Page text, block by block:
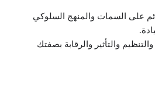
على السمات والمنهج السلوكي
والتأثير والرقابة بصفتك